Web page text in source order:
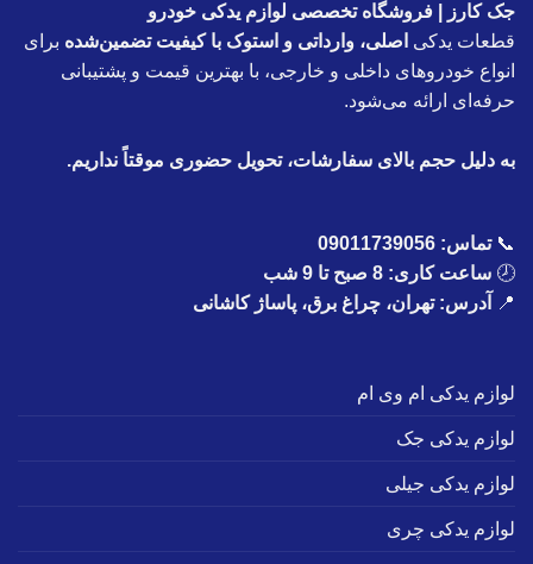
جک کارز | فروشگاه تخصصی لوازم یدکی خودرو
قطعات یدکی اصلی، وارداتی و استوک با کیفیت تضمین‌شده برای
انواع خودروهای داخلی و خارجی، با بهترین قیمت و پشتیبانی
حرفه‌ای ارائه می‌شود.
به دلیل حجم بالای سفارشات، تحویل حضوری موقتاً نداریم.
📞تماس: 09011739056
🕗 ساعت کاری: 8 صبح تا 9 شب
📍
آدرس: تهران، چراغ برق، پاساژ کاشانی
لوازم یدکی ام وی ام
لوازم یدکی جک
لوازم یدکی جیلی
لوازم یدکی چری